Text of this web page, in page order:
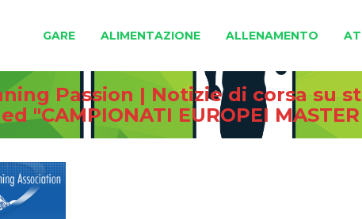
GARE ALIMENTAZIONE ALLENAMENTO
Passion | Notizie di corsa su
"CAMPIONATI EUROPEI